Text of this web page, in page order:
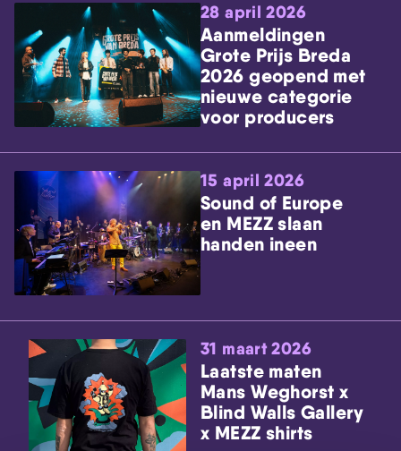
28 april 2026
Aanmeldingen
Grote Prijs Breda
2026 geopend met
nieuwe categorie
voor producers
15 april 2026
Sound of Europe
en MEZZ slaan
handen ineen
31 maart 2026
Laatste maten
Mans Weghorst x
Blind Walls Gallery
x MEZZ shirts